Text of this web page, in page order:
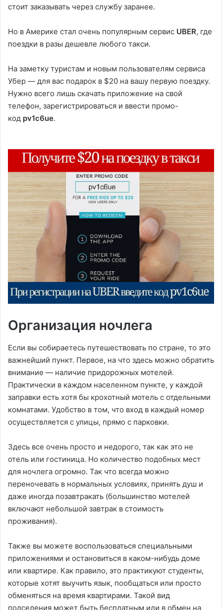
стоит заказывать через службу заранее.
Но в Америке стал очень популярным сервис UBER, где
поездки в разы дешевле любого такси.
На заметку туристам и новым пользователям сервиса
Убер — для вас подарок в $20 на вашу первую поездку.
Нужно всего лишь скачать приложение на свой
телефон, зарегистрироваться и ввести промо-
код pv1c6ue.
Организация ночлега
Если вы собираетесь путешествовать по стране, то это
важнейший пункт. Первое, на что здесь можно обратить
внимание — наличие придорожных мотелей.
Практически в каждом населенном пункте, у каждой
заправки есть хотя бы крохотный мотель с отдельными
комнатами. Удобство в том, что вход в каждый номер
осуществляется с улицы, прямо с парковки.
Здесь все очень просто и недорого, так как это не
отель или гостиница. Но количество подобных мест
для ночлега огромно. Так что всегда можно
переночевать в нормальных условиях, принять душ и
даже иногда позавтракать (большинство мотелей
включают небольшой завтрак в стоимость
проживания).
Также вы можете воспользоваться специальными
приложениями и остановиться в каком-нибудь доме
или квартире. Как правило, это практикуют студенты,
которые хотят выучить язык, пообщаться или просто
обменяться на время квартирами. Такой вид
подселения может быть бесплатным или в обмен на